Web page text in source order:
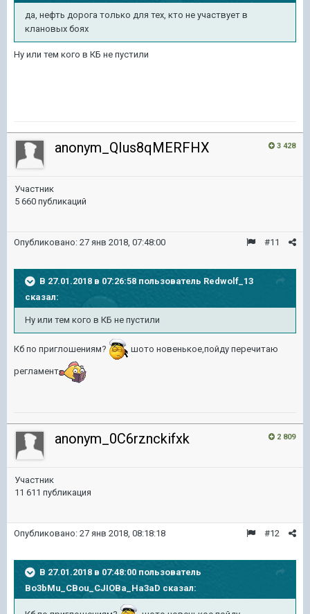
да, нефть дорога только для тех, кто не участвует в
клановых боях
Ну или тем кого в КБ не пустили
3 428
anonym_QIus8qMERFHX
Участник
5 660 публикаций
#11
Опубликовано: 27 янв 2018, 07:48:00
В 27.01.2018 в 07:26:58 пользователь Redwolf_13
сказал:
Ну или тем кого в КБ не пустили
Кб по приглошениям? шото новенькое,пойду перечитаю
регламент
2 809
anonym_0C6rznckifxk
Участник
11 611 публикация
#12
Опубликовано: 27 янв 2018, 08:18:18
В 27.01.2018 в 07:48:00 пользователь
Bo3bMu_CBou_CJIOBa_Ha3aD сказал: